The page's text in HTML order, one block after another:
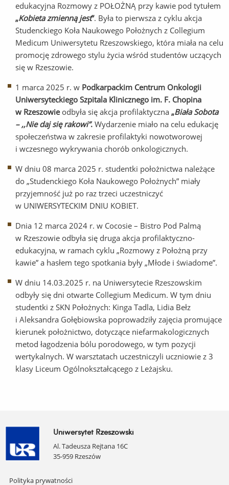
edukacyjna Rozmowy z POŁOŻNĄ przy kawie pod tytułem
„Kobieta zmienną jest”. Była to pierwsza z cyklu akcja
Studenckiego Koła Naukowego Położnych z Collegium
Medicum Uniwersytetu Rzeszowskiego, która miała na celu
promocję zdrowego stylu życia wśród studentów uczących
się w Rzeszowie.
1 marca 2025 r. w Podkarpackim Centrum Onkologii
Uniwersyteckiego Szpitala Klinicznego im. F. Chopina
w Rzeszowie odbyła się akcja profilaktyczna „Biała Sobota
– ,,Nie daj się rakowi”. Wydarzenie miało na celu edukację
społeczeństwa w zakresie profilaktyki nowotworowej
i wczesnego wykrywania chorób onkologicznych.
W dniu 08 marca 2025 r. studentki położnictwa należące
do „Studenckiego Koła Naukowego Położnych” miały
przyjemność już po raz trzeci uczestniczyć
w UNIWERSYTECKIM DNIU KOBIET.
Dnia 12 marca 2024 r. w Cocosie – Bistro Pod Palmą
w Rzeszowie odbyła się druga akcja profilaktyczno-
edukacyjna, w ramach cyklu „Rozmowy z Położną przy
kawie” a hasłem tego spotkania były „Młode i świadome”.
W dniu 14.03.2025 r. na Uniwersytecie Rzeszowskim
odbyły się dni otwarte Collegium Medicum. W tym dniu
studentki z SKN Położnych: Kinga Tadla, Lidia Bełz
i Aleksandra Gołębiowska poprowadziły zajęcia promujące
kierunek położnictwo, dotyczące niefarmakologicznych
metod łagodzenia bólu porodowego, w tym pozycji
wertykalnych. W warsztatach uczestniczyli uczniowie z 3
klasy Liceum Ogólnokształcącego z Leżajsku.
Uniwersytet Rzeszowski
Al. Tadeusza Rejtana 16C
35-959 Rzeszów
Pomiń
Polityka prywatności